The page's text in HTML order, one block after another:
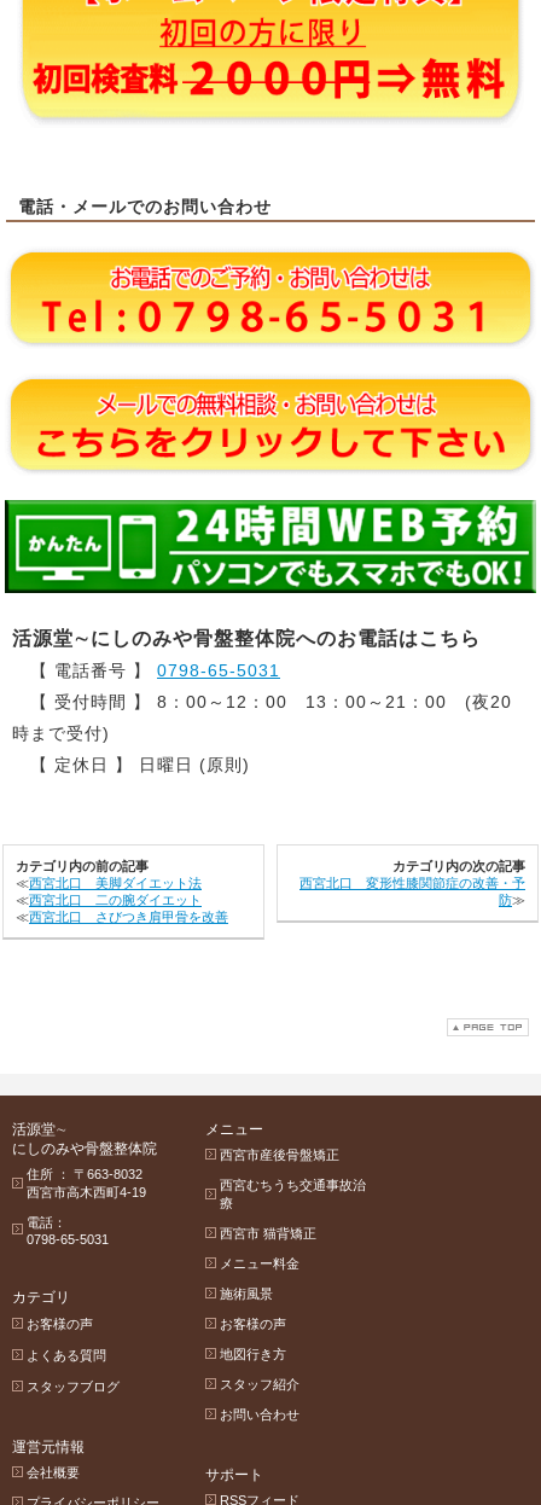
電話・メールでのお問い合わせ
活源堂∼にしのみや骨盤整体院へのお電話はこちら
【 電話番号 】 0798-65-5031
【 受付時間 】 8：00～12：00 13：00～21：00 (夜20
時まで受付)
【 定休日 】 日曜日 (原則)
カテゴリ内の前の記事
≪西宮北口 美脚ダイエット法
≪西宮北口 二の腕ダイエット
≪西宮北口 さびつき肩甲骨を改善
カテゴリ内の次の記事
西宮北口 変形性膝関節症の改善・予
防≫
活源堂∼
にしのみや骨盤整体院
住所 ： 〒663-8032
西宮市高木西町4-19
電話：
0798-65-5031
メニュー
西宮市産後骨盤矯正
西宮むちうち交通事故治
療
西宮市 猫背矯正
メニュー料金
施術風景
お客様の声
地図行き方
スタッフ紹介
お問い合わせ
カテゴリ
お客様の声
よくある質問
スタッフブログ
運営元情報
会社概要 サポート
RSSフィード